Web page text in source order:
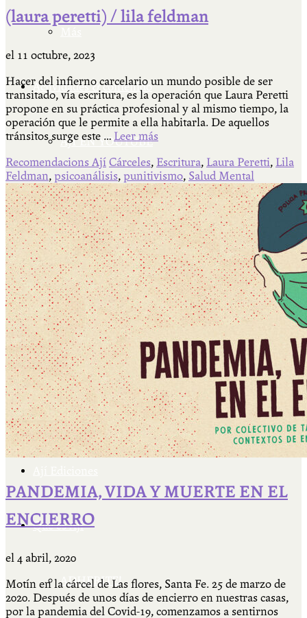
Actividades & contenido
AJÍ EN YOUTUBE
Universidad Experimental 2022-2025
Feria del Libro Venado Tuerto 2022-2025
Facultad Libre Venado Tuerto 1990-1994
Cátedra Bailable 2018
Más
Qué es Ají
ADHERITE!
(laura peretti) / lila feldman
el 11 octubre, 2023
Hacer del infierno carcelario un mundo posible de ser
transitado, vía escritura, es la operación que Laura Peretti
propone en su práctica profesional y al mismo tiempo, la
operación que le permite a ella habitarla. De aquellos
tránsitos surge este … Leer más
Recomendacions Ají Cárceles, Escritura, Laura Peretti, Lila
Feldman, psicoanálisis, punitivismo, Salud Mental
PANDEMIA, VIDA Y MUERTE EN EL
ENCIERRO
el 4 abril, 2020
Motín en la cárcel de Las flores, Santa Fe. 25 de marzo de
2020. Después de unos días de encierro en nuestras casas,
por la pandemia del Covid-19, comenzamos a sentirnos